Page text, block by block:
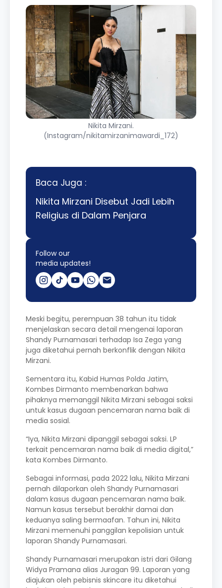
Nikita Mirzani.
(Instagram/nikitamirzanimawardi_172)
Baca Juga :
Nikita Mirzani Disebut Jadi Lebih
Religius di Dalam Penjara
Follow our
media updates!
Meski begitu, perempuan 38 tahun itu tidak
menjelaskan secara detail mengenai laporan
Shandy Purnamasari terhadap Isa Zega yang
juga diketahui pernah berkonflik dengan Nikita
Mirzani.
Sementara itu, Kabid Humas Polda Jatim,
Kombes Dirmanto membenarkan bahwa
pihaknya memanggil Nikita Mirzani sebagai saksi
untuk kasus dugaan pencemaran nama baik di
media sosial.
“Iya, Nikita Mirzani dipanggil sebagai saksi. LP
terkait pencemaran nama baik di media digital,”
kata Kombes Dirmanto.
Sebagai informasi, pada 2022 lalu, Nikita Mirzani
pernah dilaporkan oleh Shandy Purnamasari
dalam kasus dugaan pencemaran nama baik.
Namun kasus tersebut berakhir damai dan
keduanya saling bermaafan. Tahun ini, Nikita
Mirzani memenuhi panggilan kepolisian untuk
laporan Shandy Purnamasari.
Shandy Purnamasari merupakan istri dari Gilang
Widya Pramana alias Juragan 99. Laporan yang
diajukan oleh pebisnis skincare itu diketahui